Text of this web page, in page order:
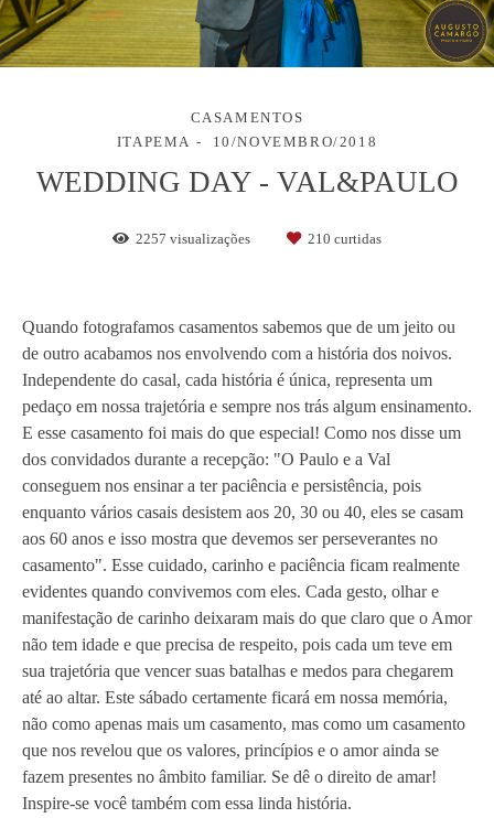
CASAMENTOS
ITAPEMA
10/NOVEMBRO/2018
WEDDING DAY - VAL&PAULO
2257 visualizações 210 curtidas
Quando fotografamos casamentos sabemos que de um jeito ou
de outro acabamos nos envolvendo com a história dos noivos.
Independente do casal, cada história é única, representa um
pedaço em nossa trajetória e sempre nos trás algum ensinamento.
E esse casamento foi mais do que especial! Como nos disse um
dos convidados durante a recepção: "O Paulo e a Val
conseguem nos ensinar a ter paciência e persistência, pois
enquanto vários casais desistem aos 20, 30 ou 40, eles se casam
aos 60 anos e isso mostra que devemos ser perseverantes no
casamento". Esse cuidado, carinho e paciência ficam realmente
evidentes quando convivemos com eles. Cada gesto, olhar e
manifestação de carinho deixaram mais do que claro que o Amor
não tem idade e que precisa de respeito, pois cada um teve em
sua trajetória que vencer suas batalhas e medos para chegarem
até ao altar. Este sábado certamente ficará em nossa memória,
não como apenas mais um casamento, mas como um casamento
que nos revelou que os valores, princípios e o amor ainda se
fazem presentes no âmbito familiar. Se dê o direito de amar!
Inspire-se você também com essa linda história.